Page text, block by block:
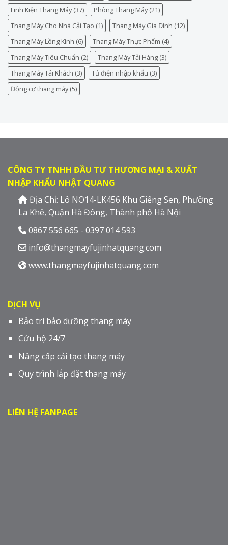
Linh Kiện Thang Máy(37) Phòng Thang Máy(21)
Thang Máy Cho Nhà Cải Tạo (1) Thang Máy Gia Đình (12)
Thang Máy Lồng Kính (6) Thang Máy Thực Phẩm (4)
Thang Máy Tiêu Chuẩn (2) Thang Máy Tải Hàng (3)
Thang Máy Tải Khách (3) Tủ điện nhập khẩu (3)
Động cơ thang máy(5)
CÔNG TY TNHH ĐẦU TƯ THƯƠNG MẠI & XUẤT
NHẬP KHẨU NHẬT QUANG
Địa Chỉ: Lô NO14-LK456 Khu Giếng Sen, Phường
La Khê, Quận Hà Đông, Thành phố Hà Nội
0867 556 665 - 0397 014 593
info@thangmayfujinhatquang.com
www.thangmayfujinhatquang.com
DỊCH VỤ
Bảo trì bảo dưỡng thang máy
Cứu hộ 24/7
Nâng cấp cải tạo thang máy
Quy trình lắp đặt thang máy
LIÊN HỆ FANPAGE